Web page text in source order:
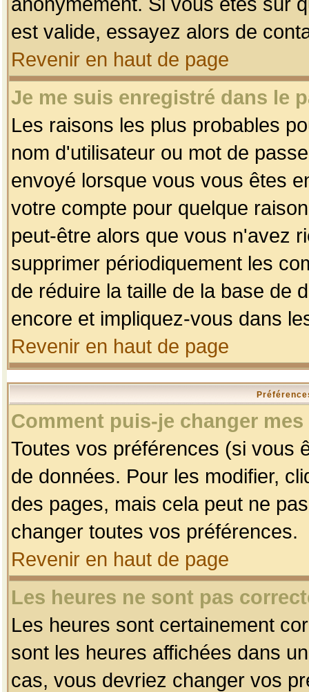
est valide, essayez alors de
Revenir en haut de page
Je me suis enregistré dans le
Les raisons les plus probables
nom d'utilisateur ou mot de
envoyé lorsque vous vous êtes
votre compte pour quelque
peut-être alors que vous n'avez
supprimer périodiquement les
de réduire la taille de la base de
encore et impliquez-vous dans
Revenir en haut de page
Comment puis-je changer
Toutes vos préférences (si vous
de données. Pour les modifier,
des pages, mais cela peut ne
changer toutes vos préférences.
Revenir en haut de page
Les heures ne sont pas
Les heures sont certainement
sont les heures affichées dans
cas, vous devriez changer vos